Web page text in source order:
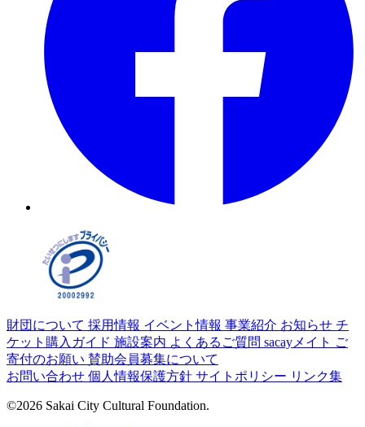
財団について 採用情報 イベント情報 事業紹介 お知らせ チ
ケット購入ガイド 施設案内 よくあるご質問 sacayメイト ご
寄付のお願い 賛助会員募集について
お問い合わせ 個人情報保護方針 サイトポリシー リンク集
©2026 Sakai City Cultural Foundation.